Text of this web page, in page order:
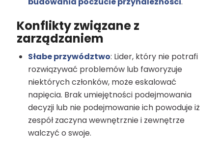
Konflikty związane z
zarządzaniem
Słabe przywództwo: Lider, który nie potrafi
rozwiązywać problemów lub faworyzuje
niektórych członków, może eskalować
napięcia. Brak umiejętności podejmowania
decyzji lub nie podejmowanie ich powoduje iż
zespół zaczyna wewnętrznie i zewnętrze
walczyć o swoje.